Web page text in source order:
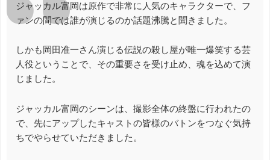
ジャッカル富岡は原作で非常に人気のキャラクターで、フ
ァンの間では誰が演じるのか話題沸騰と聞きました。
しかも岡田准一さん演じる伝説の殺し屋が唯一爆笑する芸
人役ということで、その重要さを受け止め、魂を込めて演
じました。
ジャッカル富岡のシーンは、撮影全体の終盤に行われたの
で、先にアップしたキャストの皆様のバトンをつなぐ気持
ちでやらせていただきました。